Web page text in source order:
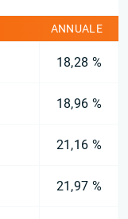
ANNUALE
18,28 %
18,96 %
21,16 %
21,97 %